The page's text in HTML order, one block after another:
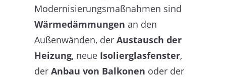
Modernisierungsmaßnahmen sind
Wärmedämmungen an den
Außenwänden, der Austausch der
Heizung, neue Isolierglasfenster,
der Anbau von Balkonen oder der